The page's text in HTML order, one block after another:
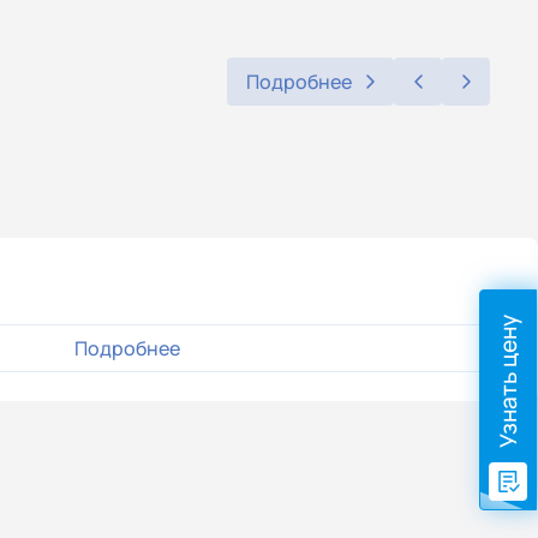
Подробнее
Подробнее Узнать цену